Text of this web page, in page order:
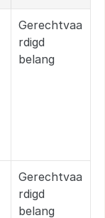
Gerechtvaa
rdigd
belang
Gerechtvaa
rdigd
belang